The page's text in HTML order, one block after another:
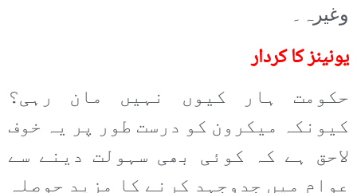
وغیرہ۔
یونینز کا کردار
حکومت ہار کیوں نہیں مان رہی؟
کیونکہ میکرون کو درست طور پر یہ خوف
لاحق ہے کہ کوئی بھی سہولت دینے سے